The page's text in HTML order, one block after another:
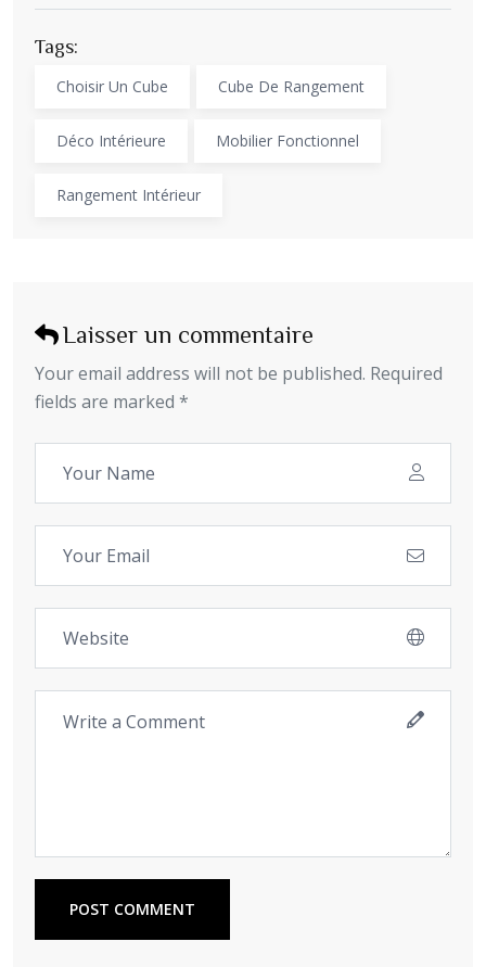
Tags:
Choisir Un Cube Cube De Rangement
Déco Intérieure Mobilier Fonctionnel
Rangement Intérieur
Laisser un commentaire
Your email address will not be published. Required
fields are marked *
POST COMMENT